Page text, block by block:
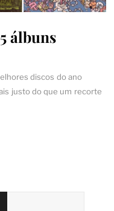
álbuns
discos do ano
justo do que um recorte